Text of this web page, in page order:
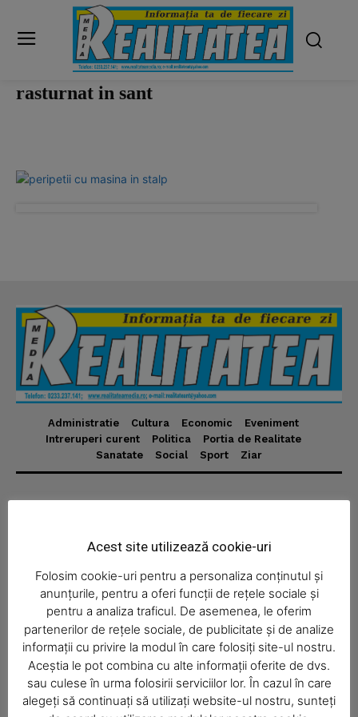
News Week
Magazine PRO
SUBSCRIBE NOW
rasturnat in sant
Administratie Cultura Economic
Eveniment
Intreruperi curent
Politica
Portia de Realitate
Sanatate
Social Sport Ziar
disponibil în format fizic și online. Știri actuale, informații
verificate și reportaje locale.
Economic
Acasă
Acest site utilizează cookie-uri
Folosim cookie-uri pentru a personaliza conținutul și
anunțurile, pentru a oferi funcții de rețele sociale și
pentru a analiza traficul. De asemenea, le oferim
partenerilor de rețele sociale, de publicitate și de analize
informații cu privire la modul în care folosiți site-ul nostru.
Aceștia le pot combina cu alte informații oferite de dvs.
sau culese în urma folosirii serviciilor lor. În cazul în care
alegeți să continuați să utilizați website-ul nostru, sunteți